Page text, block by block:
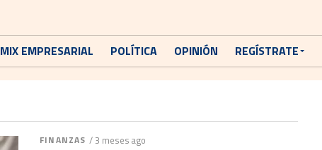
MIX EMPRESARIAL POLÍTICA OPINIÓN REGÍSTRATE
FINANZAS / 3 meses ago